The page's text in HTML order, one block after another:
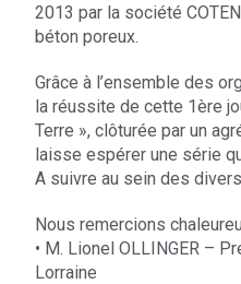
2013 par la société
béton poreux.
Grâce à l’ensemble des
la réussite de cette 1ère
Terre », clôturée par un
laisse espérer une série
A suivre au sein des
Nous remercions
• M. Lionel OLLINGER –
Lorraine